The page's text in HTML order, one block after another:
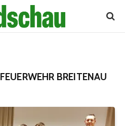
FEUERWEHR BREITENAU